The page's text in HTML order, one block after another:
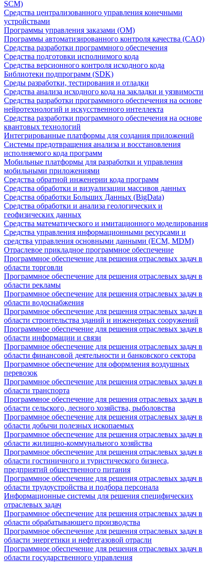
SCM)
Средства централизованного управления конечными
устройствами
Программы управления заказами (OM)
Программы автоматизированного контроля качества (CAQ)
Средства разработки программного обеспечения
Средства подготовки исполнимого кода
Средства версионного контроля исходного кода
Библиотеки подпрограмм (SDK)
Среды разработки, тестирования и отладки
Средства анализа исходного кода на закладки и уязвимости
Средства разработки программного обеспечения на основе
нейротехнологий и искусственного интеллекта
Средства разработки программного обеспечения на основе
квантовых технологий
Интегрированные платформы для создания приложений
Системы предотвращения анализа и восстановления
исполняемого кода программ
Мобильные платформы для разработки и управления
мобильными приложениями
Средства обратной инженерии кода программ
Средства обработки и визуализации массивов данных
Средства обработки Больших Данных (BigData)
Средства обработки и анализа геологических и
геофизических данных
Средства математического и имитационного моделирования
Средства управления информационными ресурсами и
средства управления основными данными (ECM, MDM)
Отраслевое прикладное программное обеспечение
Программное обеспечение для решения отраслевых задач в
области торговли
Программное обеспечение для решения отраслевых задач в
области рекламы
Программное обеспечение для решения отраслевых задач в
области водоснабжения
Программное обеспечение для решения отраслевых задач в
области строительства зданий и инженерных сооружений
Программное обеспечение для решения отраслевых задач в
области информации и связи
Программное обеспечение для решения отраслевых задач в
области финансовой деятельности и банковского сектора
Программное обеспечение для оформления воздушных
перевозок
Программное обеспечение для решения отраслевых задач в
области транспорта
Программное обеспечение для решения отраслевых задач в
области сельского, лесного хозяйства, рыболовства
Программное обеспечение для решения отраслевых задач в
области добычи полезных ископаемых
Программное обеспечение для решения отраслевых задач в
области жилищно-коммунального хозяйства
Программное обеспечение для решения отраслевых задач в
области гостиничного и туристического бизнеса,
предприятий общественного питания
Программное обеспечение для решения отраслевых задач в
области трудоустройства и подбора персонала
Информационные системы для решения специфических
отраслевых задач
Программное обеспечение для решения отраслевых задач в
области обрабатывающего производства
Программное обеспечение для решения отраслевых задач в
области энергетики и нефтегазовой отрасли
Программное обеспечение для решения отраслевых задач в
области государственного управления